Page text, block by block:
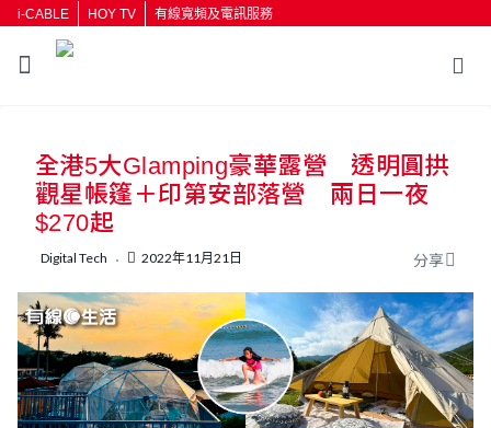
i-CABLE HOY TV 有線寬頻及電訊服務
按輸入鍵開始搜尋
全港5大Glamping豪華露營 透明圓拱
觀星帳篷＋印第安部落營 兩日一夜
$270起
Digital Tech 2022年11月21日 分享